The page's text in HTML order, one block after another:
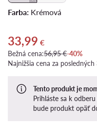
Farba: Krémová
Aktuálna cena 33,99 €
33,99 €
Bežná cena:56,95 €-40%
Najnižšia cena za
Tento produkt je
Prihláste sa k
bude produkt opäť